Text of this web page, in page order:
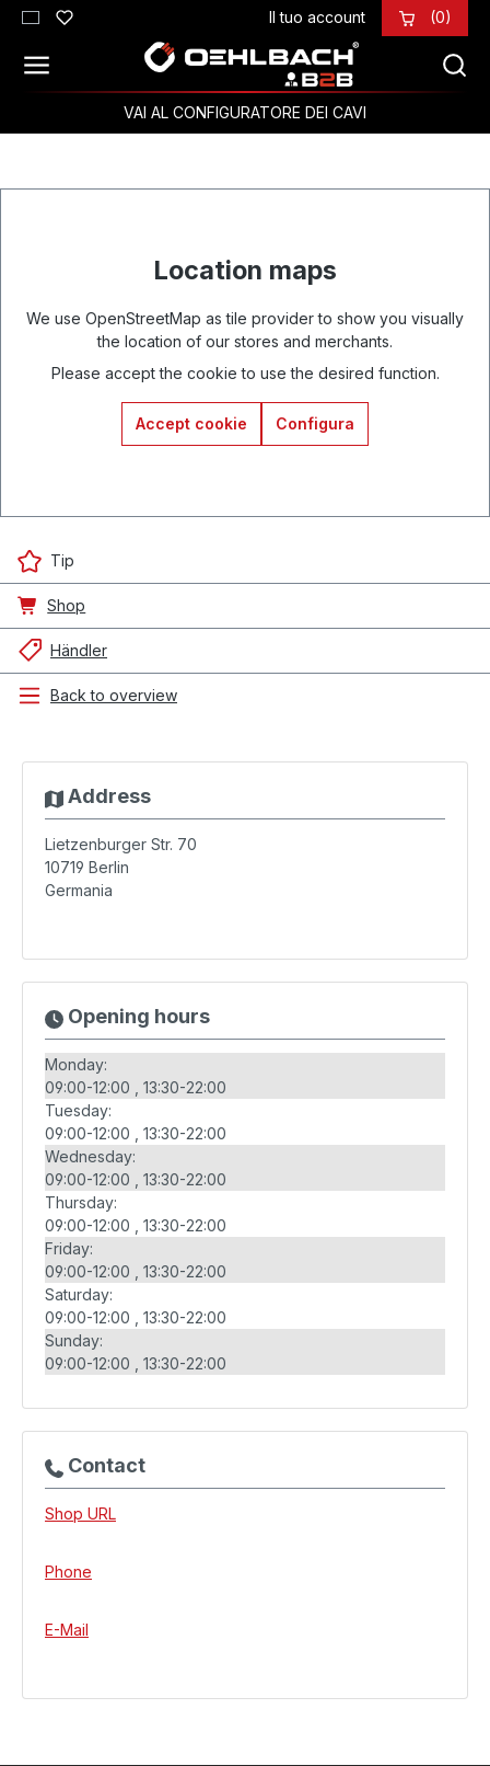
Passa al contenuto principale Il tuo account (0)
VAI AL CONFIGURATORE DEI CAVI
Location maps
We use OpenStreetMap as tile provider to show you visually
the location of our stores and merchants.
Please accept the cookie to use the desired function.
Accept cookie Configura
Tip
Shop
Händler
Back to overview
Address
Lietzenburger Str. 70
10719 Berlin
Germania
Opening hours
Monday:
09:00-12:00
13:30-22:00
Tuesday:
09:00-12:00
13:30-22:00
Wednesday:
09:00-12:00
13:30-22:00
Thursday:
09:00-12:00
13:30-22:00
Friday:
09:00-12:00
13:30-22:00
Saturday:
09:00-12:00
13:30-22:00
Sunday:
09:00-12:00
13:30-22:00
Contact
Shop URL
Phone
E-Mail